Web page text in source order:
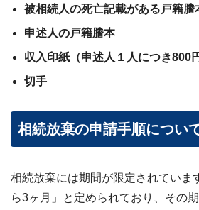
被相続人の死亡記載がある戸籍謄
申述人の戸籍謄本
収入印紙（申述人１人につき800
切手
相続放棄の申請手順につい
相続放棄には期間が限定されていま
ら3ヶ月」と定められており、その